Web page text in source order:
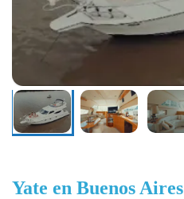
Yate en Buenos Aires